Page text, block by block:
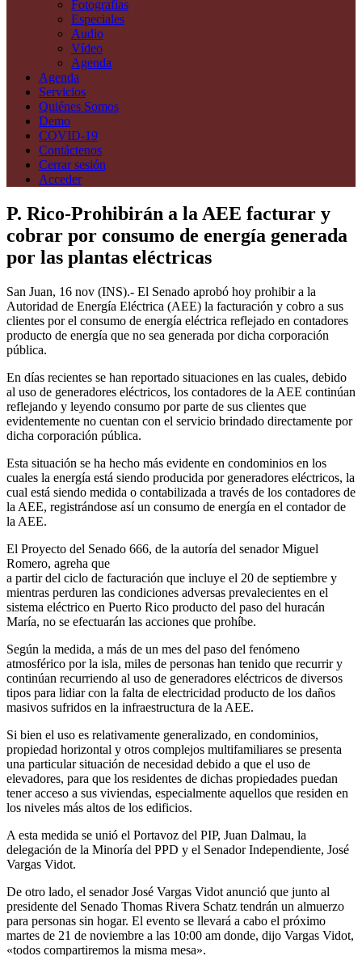
Fotografías
Especiales
Audio
Vídeo
Agenda
Agenda
Servicios
Quiénes Somos
Demo
COVID-19
Contáctenos
Cerrar sesión
Acceder
P. Rico-Prohibirán a la AEE facturar y
cobrar por consumo de energía generada
por las plantas eléctricas
San Juan, 16 nov (INS).- El Senado aprobó hoy prohibir a la
Autoridad de Energía Eléctrica (AEE) la facturación y cobro a sus
clientes por el consumo de energía eléctrica reflejado en contadores
producto de energía que no sea generada por dicha corporación
pública.
En días recientes se han reportado situaciones en las cuales, debido
al uso de generadores eléctricos, los contadores de la AEE continúan
reflejando y leyendo consumo por parte de sus clientes que
evidentemente no cuentan con el servicio brindado directamente por
dicha corporación pública.
Esta situación se ha hecho más evidente en condominios en los
cuales la energía está siendo producida por generadores eléctricos, la
cual está siendo medida o contabilizada a través de los contadores de
la AEE, registrándose así un consumo de energía en el contador de
la AEE.
El Proyecto del Senado 666, de la autoría del senador Miguel
Romero, agreha que
a partir del ciclo de facturación que incluye el 20 de septiembre y
mientras perduren las condiciones adversas prevalecientes en el
sistema eléctrico en Puerto Rico producto del paso del huracán
María, no se efectuarán las acciones que prohíbe.
Según la medida, a más de un mes del paso del fenómeno
atmosférico por la isla, miles de personas han tenido que recurrir y
continúan recurriendo al uso de generadores eléctricos de diversos
tipos para lidiar con la falta de electricidad producto de los daños
masivos sufridos en la infraestructura de la AEE.
Si bien el uso es relativamente generalizado, en condominios,
propiedad horizontal y otros complejos multifamiliares se presenta
una particular situación de necesidad debido a que el uso de
elevadores, para que los residentes de dichas propiedades puedan
tener acceso a sus viviendas, especialmente aquellos que residen en
los niveles más altos de los edificios.
A esta medida se unió el Portavoz del PIP, Juan Dalmau, la
delegación de la Minoría del PPD y el Senador Independiente, José
Vargas Vidot.
De otro lado, el senador José Vargas Vidot anunció que junto al
presidente del Senado Thomas Rivera Schatz tendrán un almuerzo
para personas sin hogar. El evento se llevará a cabo el próximo
martes de 21 de noviembre a las 10:00 am donde, dijo Vargas Vidot,
«todos compartiremos la misma mesa».